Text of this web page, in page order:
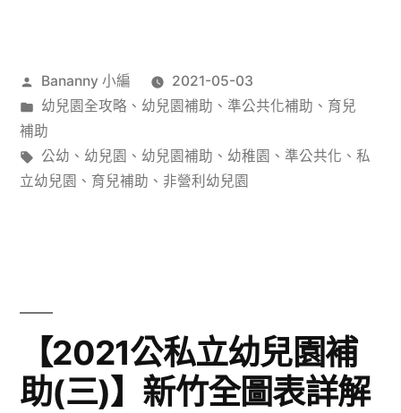
作
者:
Bananny 小編
2021-05-03
分
類:
幼兒園全攻略 、 幼兒園補助 、 準公共化補助 、 育兒
補助
標
籤:
公幼 、 幼兒園 、 幼兒園補助 、 幼稚園 、 準公共化 、 私
立幼兒園 、 育兒補助 、 非營利幼兒園
【2021公私立幼兒園補
助(三)】新竹全圖表詳解